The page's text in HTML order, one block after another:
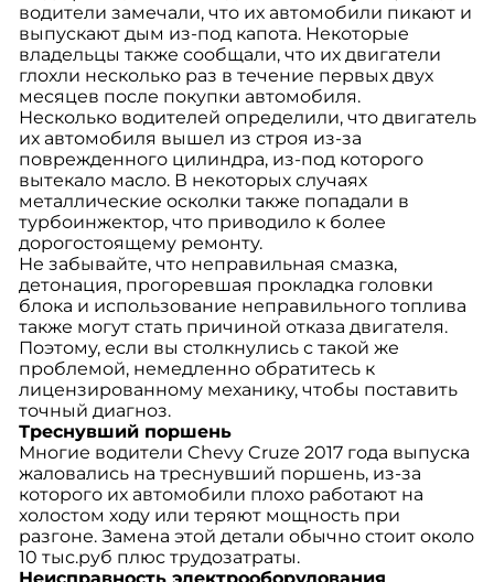
водители замечали, что их автомобили пикают и
выпускают дым из-под капота. Некоторые
владельцы также сообщали, что их двигатели
глохли несколько раз в течение первых двух
месяцев после покупки автомобиля.
Несколько водителей определили, что двигатель
их автомобиля вышел из строя из-за
поврежденного цилиндра, из-под которого
вытекало масло. В некоторых случаях
металлические осколки также попадали в
турбоинжектор, что приводило к более
дорогостоящему ремонту.
Не забывайте, что неправильная смазка,
детонация, прогоревшая прокладка головки
блока и использование неправильного топлива
также могут стать причиной отказа двигателя.
Поэтому, если вы столкнулись с такой же
проблемой, немедленно обратитесь к
лицензированному механику, чтобы поставить
точный диагноз.
Треснувший поршень
Многие водители Chevy Cruze 2017 года выпуска
жаловались на треснувший поршень, из-за
которого их автомобили плохо работают на
холостом ходу или теряют мощность при
разгоне. Замена этой детали обычно стоит около
10 тыс.руб плюс трудозатраты.